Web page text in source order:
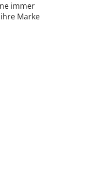
immer
Marke